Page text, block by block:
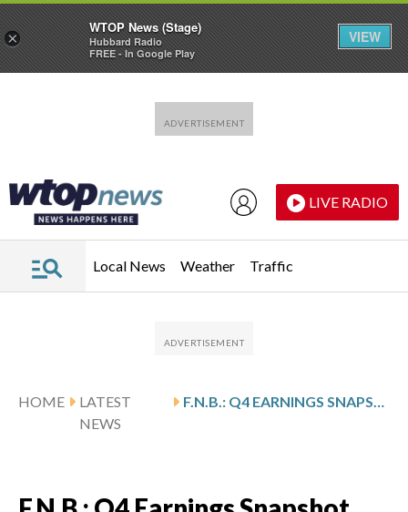
LIVE RADIO
Local News Weather Traffic
HOME
LATEST
NEWS
F.N.B.: Q4 EARNINGS SNAPSHOT
×
WTOP News (Stage)
Hubbard Radio
FREE - In Google Play
VIEW